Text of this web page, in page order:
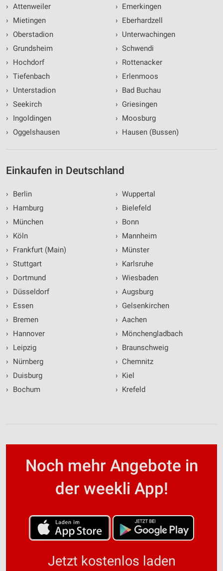
› Attenweiler
›
Mietingen
›
Oberstadion
›
Grundsheim
›
Hochdorf
› Tiefenbach
›
Unterstadion
› Seekirch
›
Ingoldingen
›
Oggelshausen
› Emerkingen
› Eberhardzell
› Unterwachingen
› Schwendi
› Rottenacker
› Erlenmoos
› Bad Buchau
› Griesingen
› Moosburg
› Hausen (Bussen)
Einkaufen in Deutschland
›
Berlin
›
Hamburg
›
München
›
Köln
›
Frankfurt (Main)
› Stuttgart
›
Dortmund
›
Düsseldorf
›
Essen
›
Bremen
›
Hannover
›
Leipzig
›
Nürnberg
›
Duisburg
›
Bochum
› Wuppertal
› Bielefeld
› Bonn
› Mannheim
› Münster
› Karlsruhe
› Wiesbaden
› Augsburg
› Gelsenkirchen
› Aachen
› Mönchengladbach
› Braunschweig
› Chemnitz
› Kiel
› Krefeld
Noch mehr Angebote in
der weekli App!
Jetzt kostenlos laden